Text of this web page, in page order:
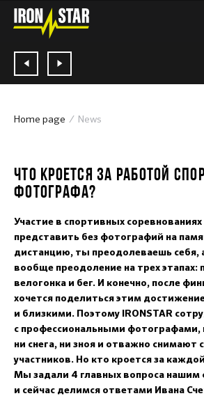
Home page News
ЧТО КРОЕТСЯ ЗА РАБОТОЙ
ФОТОГРАФА?
Участие в спортивных
представить без фотографий на
дистанцию, ты преодолеваешь себя,
вообще преодоление на трех этапах:
велогонка и бег. И конечно, после
хочется поделиться этим
и близкими. Поэтому IRONSTAR
с профессиональными фотографами,
ни снега, ни зноя и отважно снимают
участников. Но кто кроется за
Мы задали 4 главных вопроса
и сейчас делимся ответами Ивана